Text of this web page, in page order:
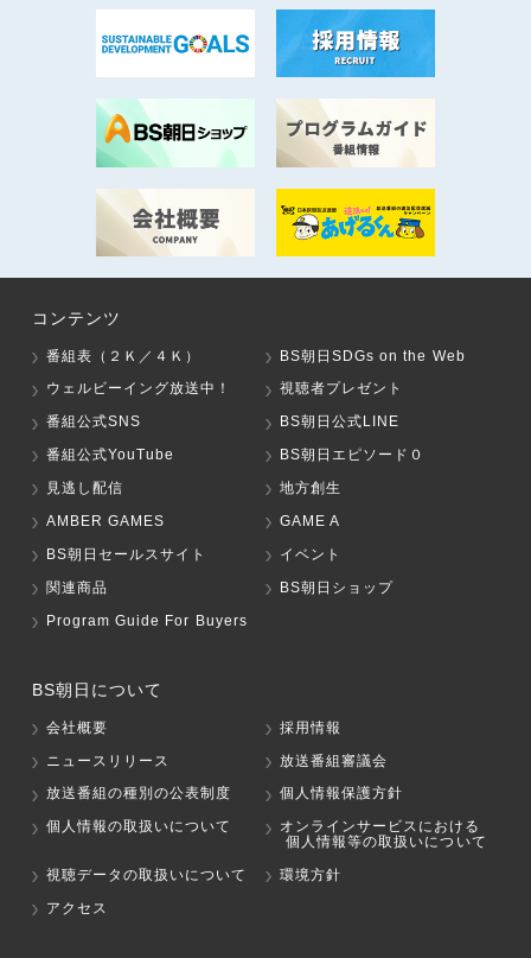
コンテンツ
番組表（２Ｋ／４Ｋ）
BS朝日SDGs on the Web
ウェルビーイング放送中！
視聴者プレゼント
番組公式SNS
BS朝日公式LINE
番組公式YouTube
BS朝日エピソード０
見逃し配信
地方創生
AMBER GAMES
GAME A
BS朝日セールスサイト
イベント
関連商品
BS朝日ショップ
Program Guide For Buyers
BS朝日について
会社概要
採用情報
ニュースリリース
放送番組審議会
放送番組の種別の公表制度
個人情報保護方針
個人情報の取扱いについて
オンラインサービスにおける
個人情報等の取扱いについて
視聴データの取扱いについて
環境方針
アクセス